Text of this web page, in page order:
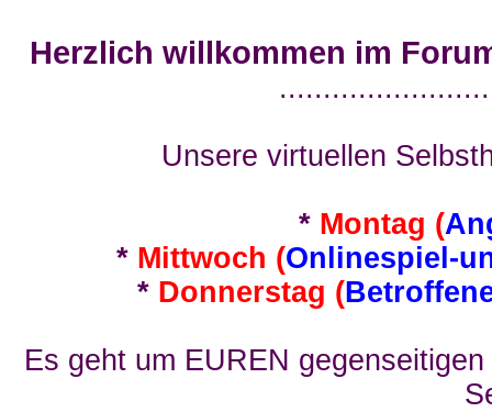
Herzlich willkommen im
Unsere virtuellen
* Montag (
* Mittwoch (Onlinespiel-
* Donnerstag (
Es geht um EUREN